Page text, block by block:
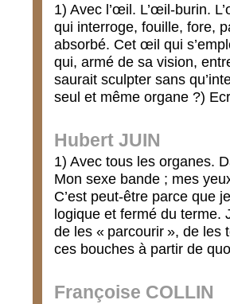
1) Avec l’œil. L’œil-burin.
qui interroge, fouille, fore,
absorbé. Cet œil qui
qui, armé de sa vision,
saurait sculpter sans
seul et même organe ?)
Hubert JUIN
1) Avec tous les organes.
Mon sexe bande ; mes
C’est peut-être parce que
logique et fermé du terme.
de les « parcourir », de les
ces bouches à partir de
Françoise COLLIN